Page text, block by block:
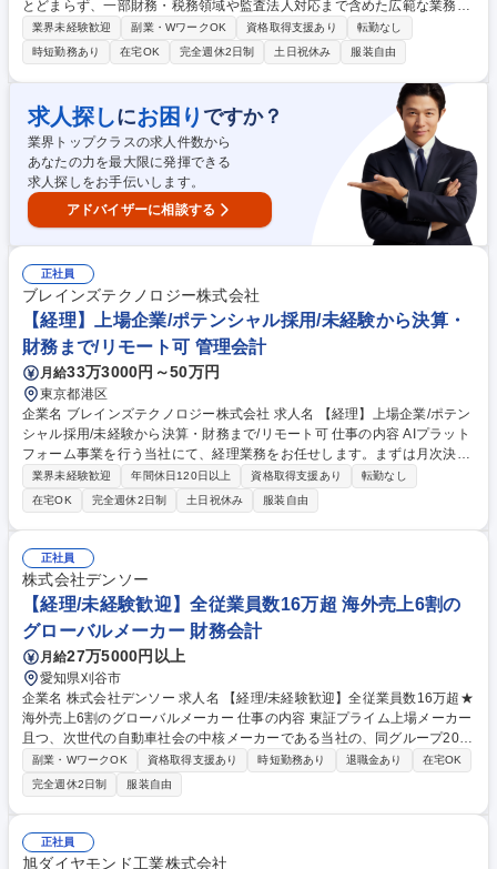
とどまらず、一部財務・税務領域や監査法人対応まで含めた広範な業務を
担っています。経理としてより広いスキル・経験を積みたい方にとって、
非常に挑戦しがいのあるポジションです。 【業務内容】 ■月次決算業務■
四半期・年次決算補助■経費精算対応■発注申請等の事務処理 【希望・経
験に応じてチャレンジ可能な業務】 ■税務対応（税金計算含む）■監査法
人対応■有価証券報告書・計算書類等の開示資料作成■その他、業績管理や
業務改善プロジェクト など 募集職種 【経理】業務範囲を広げてスキルア
ップ可/改善・変革にチャレンジできる風土
業界未経験歓迎 副業・WワークOK 資格取得支援あり
転勤なし
時短勤務あり
在宅OK 完全週休2日制 土日祝休み 服装自由
求人探しにお困り ですか？
業界トップクラスの求人件数から
あなたの力を最大限に発揮できる
求人探しをお手伝いします。
アドバイザーに相談する
正社員
ブレインズテクノロジー株式会社
【経理】上場企業/ポテンシャル採用/未経験から決算・
財務まで/リモート可 管理会計
月給33万3000円～50万円
東京都港区
企業名 ブレインズテクノロジー株式会社 求人名 【経理】上場企業/ポテン
シャル採用/未経験から決算・財務まで/リモート可 仕事の内容 AIプラット
フォーム事業を行う当社にて、経理業務をお任せします。まずは月次決算
サポートや経費精算等の基礎から開始。習熟度に応じ、将来は開示・財
務・株主総会対応など管理部門のプロへ幅を広げて頂きます。 【具体的に
は】 ■月次・四半期・年次決算業務のサポート ■経費精算、仕訳入力、支
払管理、固定資産管理 ■稟議チェック、株主総会関連の運営サポート ■税
理士・監査法人への対応補助 ■管理会計、開示書類の作成補助 募集職種
【経理】上場企業/ポテンシャル採用/未経験から決算・財務まで/リモート
可
業界未経験歓迎 年間休日120日以上 資格取得支援あり
転勤なし
在宅OK
完全週休2日制 土日祝休み 服装自由
正社員
株式会社デンソー
【経理/未経験歓迎】全従業員数16万超 海外売上6割の
グローバルメーカー 財務会計
月給27万5000円以上
愛知県刈谷市
企業名 株式会社デンソー 求人名 【経理/未経験歓迎】全従業員数16万超★
海外売上6割のグローバルメーカー 仕事の内容 東証プライム上場メーカー
且つ、次世代の自動車社会の中核メーカーである当社の、同グループ200
社超のグローバル本社経理を募集。本社としてグローバルに海外の拠点
（米・欧・中・亜・印等）の経理機能を牽引！ 【主業務】■経理・税務・
財務・資本戦略の立案・実行■グループ全体としてのコンプライアンス・
ガバナンスの徹底■事業グループと連携したM&A等競争力強化への貢献 等
【キャリアパス】財務・会計・税務のそれぞれの深い専門知識、定期的な
ローテーションによりプロの経理ビジネスパーソンとしての知識・経験が
副業・WワークOK 資格取得支援あり 時短勤務あり 退職金あり
在宅OK
完全週休2日制
服装自由
正社員
旭ダイヤモンド工業株式会社